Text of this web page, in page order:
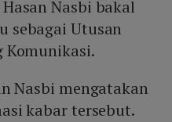
Nasbi bakal
sebagai Utusan
Komunikasi.
Nasbi mengatakan
kabar tersebut.